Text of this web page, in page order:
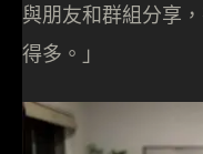
與朋友和群組分享
得多。」